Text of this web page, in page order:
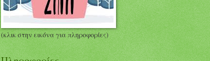
(κλικ στην εικόνα για πληροφορίες)